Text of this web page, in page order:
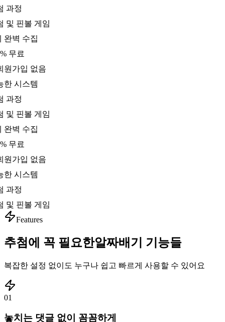
과정
및 핀볼 게임
완벽 수집
무료
원가입 없음
한 시스템
과정
및 핀볼 게임
완벽 수집
무료
원가입 없음
한 시스템
과정
및 핀볼 게임
Features
추첨에 꼭 필요한알짜배기 기능들
복잡한 설정 없이도 누구나 쉽고 빠르게 사용할 수 있어요
01
놓치는 댓글 없이 꼼꼼하게